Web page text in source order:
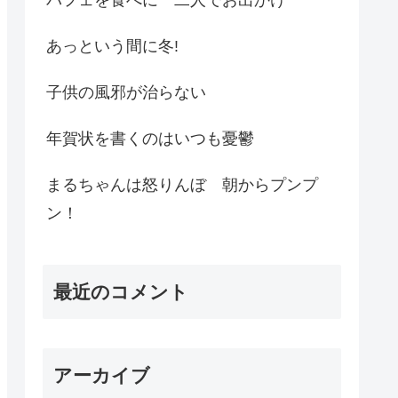
あっという間に冬!
子供の風邪が治らない
年賀状を書くのはいつも憂鬱
まるちゃんは怒りんぼ 朝からプンプ
ン！
最近のコメント
アーカイブ